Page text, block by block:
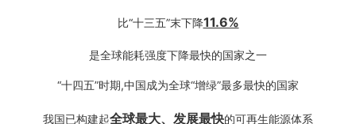
比“十三五”末下降11.6%
是全球能耗强度下降最快的国家之一
“十四五”时期,中国成为全球“增绿”最多最快的国家
我国已构建起全球最大、发展最快的可再生能源体系